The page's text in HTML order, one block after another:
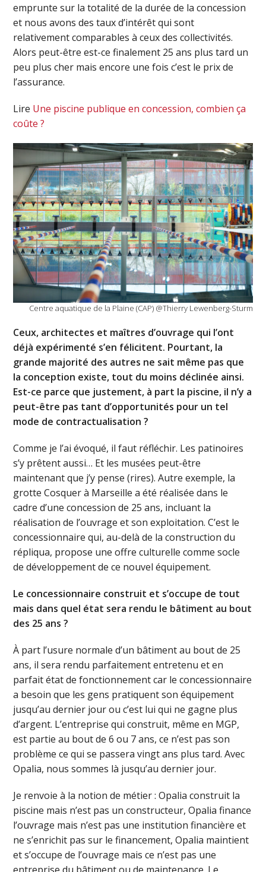
emprunte sur la totalité de la durée de la concession
et nous avons des taux d’intérêt qui sont
relativement comparables à ceux des collectivités.
Alors peut-être est-ce finalement 25 ans plus tard un
peu plus cher mais encore une fois c’est le prix de
l’assurance.
Lire Une piscine publique en concession, combien ça
coûte ?
Centre aquatique de la Plaine (CAP) @Thierry Lewenberg-Sturm
Ceux, architectes et maîtres d’ouvrage qui l’ont
déjà expérimenté s’en félicitent. Pourtant, la
grande majorité des autres ne sait même pas que
la conception existe, tout du moins déclinée ainsi.
Est-ce parce que justement, à part la piscine, il n’y a
peut-être pas tant d’opportunités pour un tel
mode de contractualisation ?
Comme je l’ai évoqué, il faut réfléchir. Les patinoires
s’y prêtent aussi… Et les musées peut-être
maintenant que j’y pense (rires). Autre exemple, la
grotte Cosquer à Marseille a été réalisée dans le
cadre d’une concession de 25 ans, incluant la
réalisation de l’ouvrage et son exploitation. C’est le
concessionnaire qui, au-delà de la construction du
répliqua, propose une offre culturelle comme socle
de développement de ce nouvel équipement.
Le concessionnaire construit et s’occupe de tout
mais dans quel état sera rendu le bâtiment au bout
des 25 ans ?
À part l’usure normale d’un bâtiment au bout de 25
ans, il sera rendu parfaitement entretenu et en
parfait état de fonctionnement car le concessionnaire
a besoin que les gens pratiquent son équipement
jusqu’au dernier jour ou c’est lui qui ne gagne plus
d’argent. L’entreprise qui construit, même en MGP,
est partie au bout de 6 ou 7 ans, ce n’est pas son
problème ce qui se passera vingt ans plus tard. Avec
Opalia, nous sommes là jusqu’au dernier jour.
Je renvoie à la notion de métier : Opalia construit la
piscine mais n’est pas un constructeur, Opalia finance
l’ouvrage mais n’est pas une institution financière et
ne s’enrichit pas sur le financement, Opalia maintient
et s’occupe de l’ouvrage mais ce n’est pas une